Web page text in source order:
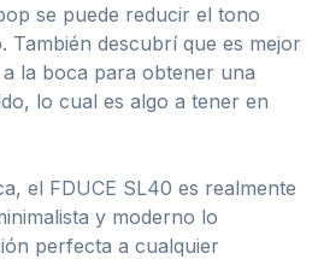
se puede reducir el tono
descubrí que es mejor
la boca para obtener una
lo cual es algo a tener en
el FDUCE SL40 es realmente
y moderno lo
perfecta a cualquier